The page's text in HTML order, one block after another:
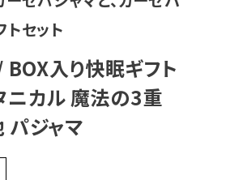
セット
BOX入り快眠ギフト
ニカル 魔法の3重
パジャマ